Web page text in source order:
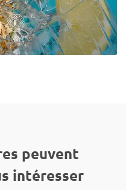
peuvent
intéresser